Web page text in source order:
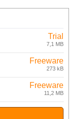
Trial
7,1 MB
Freeware
273 kB
Freeware
11,2 MB